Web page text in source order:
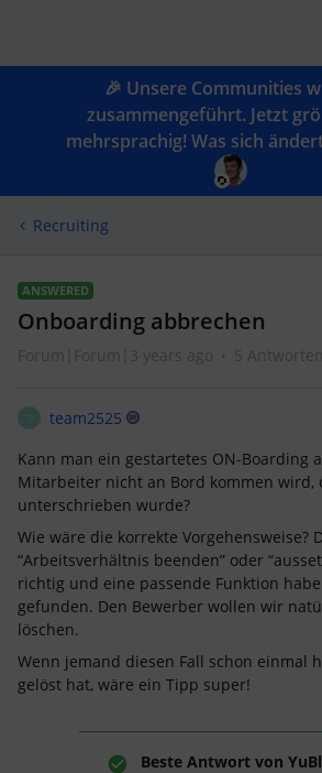
🎉 Unsere Communities
zusammengeführt. Jetzt
mehrsprachig! Was sich
Recruiting
ANSWERED
Onboarding abbrechen
Forum|Forum|3 years ago 5 Antworten
team2525
Kann man ein gestartetes ON-Boarding
Mitarbeiter nicht an Bord kommen wird,
unterschrieben wurde?
Wie wäre die korrekte Vorgehensweise?
“Arbeitsverhältnis beenden” oder
richtig und eine passende Funktion
gefunden. Den Bewerber wollen wir
löschen.
Wenn jemand diesen Fall schon einmal
gelöst hat, wäre ein Tipp super!
Beste Antwort von YuBl